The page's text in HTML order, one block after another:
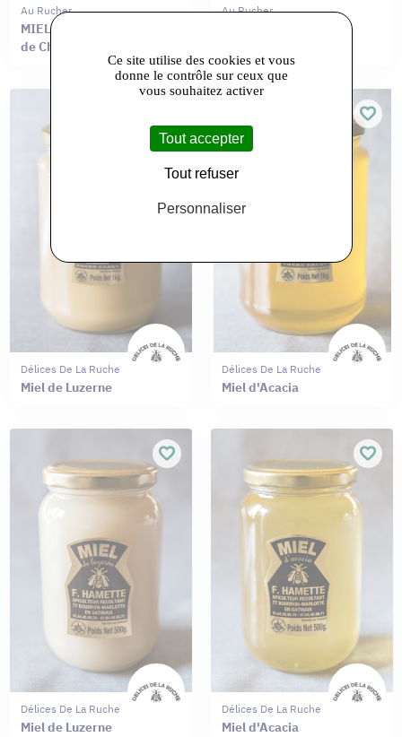
Au Rucher
MIEL D’ÉTÉ Haute vallée
de Chevreuse
Au Rucher
Délices De La Ruche
Miel de Luzerne
Délices De La Ruche
Miel d'Acacia
Délices De La Ruche
Miel de Luzerne
Délices De La Ruche
Miel d'Acacia
Ce site utilise des cookies et vous
donne le contrôle sur ceux que
vous souhaitez activer
Tout accepter
Tout refuser
Personnaliser